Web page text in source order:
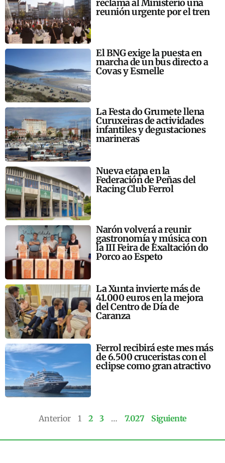
reclama al Ministerio una
reunión urgente por el tren
El BNG exige la puesta en
marcha de un bus directo a
Covas y Esmelle
La Festa do Grumete llena
Curuxeiras de actividades
infantiles y degustaciones
marineras
Nueva etapa en la
Federación de Peñas del
Racing Club Ferrol
Narón volverá a reunir
gastronomía y música con
la III Feira de Exaltación do
Porco ao Espeto
La Xunta invierte más de
41.000 euros en la mejora
del Centro de Día de
Caranza
Ferrol recibirá este mes más
de 6.500 cruceristas con el
eclipse como gran atractivo
Anterior 1 2 3 … 7.027 Siguiente